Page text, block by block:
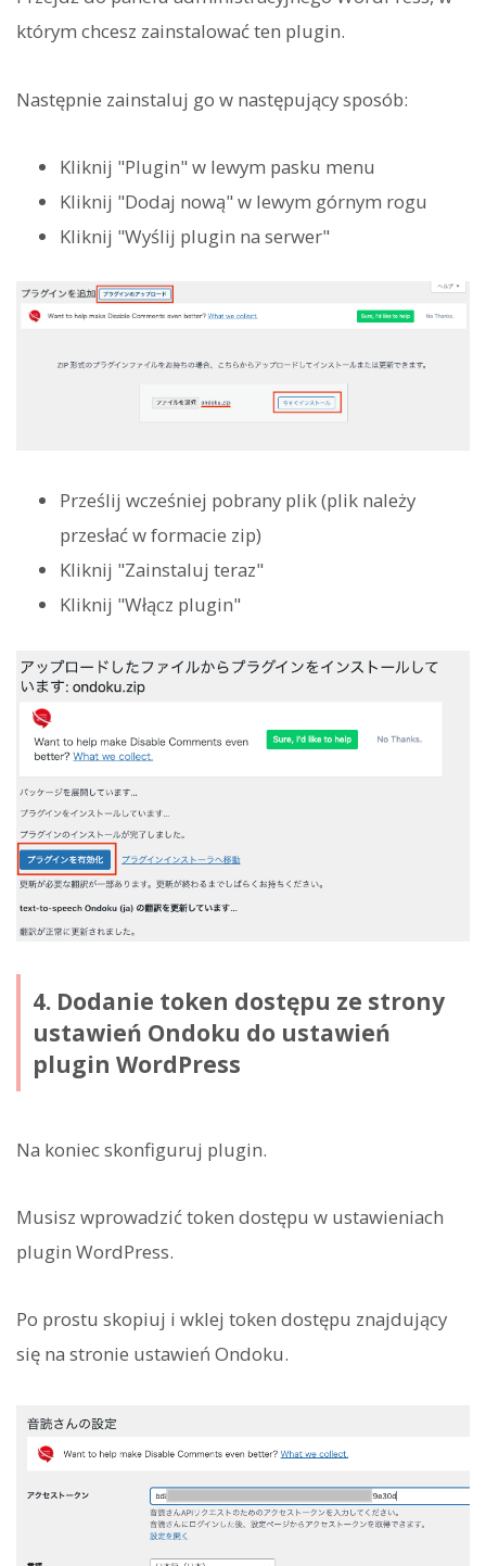
którym chcesz zainstalować ten plugin.
Następnie zainstaluj go w następujący sposób:
Kliknij "Plugin" w lewym pasku menu
Kliknij "Dodaj nową" w lewym górnym rogu
Kliknij "Wyślij plugin na serwer"
Prześlij wcześniej pobrany plik (plik należy
przesłać w formacie zip)
Kliknij "Zainstaluj teraz"
Kliknij "Włącz plugin"
4. Dodanie token dostępu ze strony
ustawień Ondoku do ustawień
plugin WordPress
Na koniec skonfiguruj plugin.
Musisz wprowadzić token dostępu w ustawieniach
plugin WordPress.
Po prostu skopiuj i wklej token dostępu znajdujący
się na stronie ustawień Ondoku.